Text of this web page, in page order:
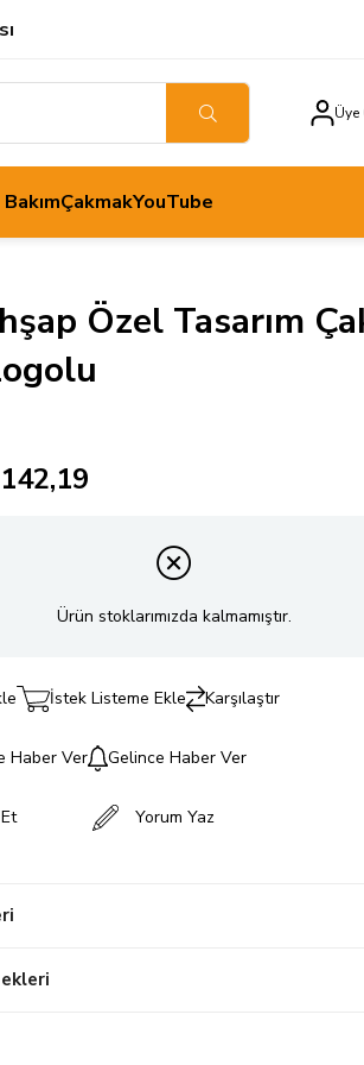
Üye
ÇakmakYouTube
Özel Tasarım
Ürün stoklarımızda kalmamıştır.
İstek Listeme Ekle Karşılaştır
Haber Ver Gelince Haber Ver
Yorum Yaz